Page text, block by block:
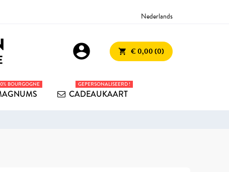
Nederlands
account_circle shopping_cart € 0,00 (0)
BOURGOGNE
CADEAUKAART
GEPERSONALISEERD !